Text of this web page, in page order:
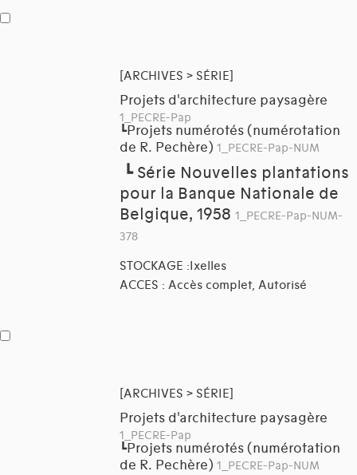
[ARCHIVES > SÉRIE]
Projets d'architecture paysagère
1_PECRE-Pap
┗Projets numérotés (numérotation
de R. Pechère) 1_PECRE-Pap-NUM
┗ Série Nouvelles plantations
pour la Banque Nationale de
Belgique, 1958 1_PECRE-Pap-NUM-
378
STOCKAGE :Ixelles
ACCES : Accès complet, Autorisé
[ARCHIVES > SÉRIE]
Projets d'architecture paysagère
1_PECRE-Pap
┗Projets numérotés (numérotation
de R. Pechère) 1_PECRE-Pap-NUM